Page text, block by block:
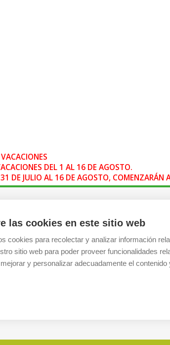
las cookies en este sitio web
cookies para recolectar y analizar información
sitio web para poder proveer funcionalidades
y personalizar adecuadamente el
DEL 1 AL 16 DE AGOSTO.
DE JULIO AL 16 DE AGOSTO,
y producción
mayor
Diseña en línea
Sudaderas
Polos
Chaquetas